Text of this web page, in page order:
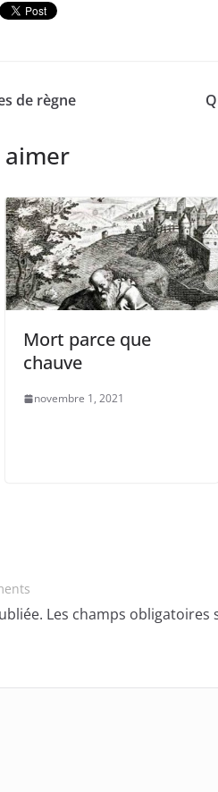
de règne
aimer
Mort parce que
chauve
novembre 1, 2021
Les champs obligatoires